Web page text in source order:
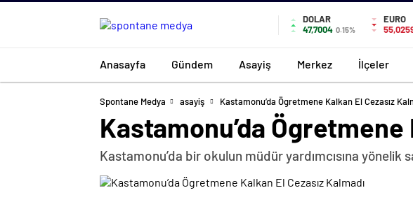
DOLAR
47,7004 0.15%
EURO
Anasayfa Gündem Asayiş Merkez İlçeler
Spontane Medya asayiş Kastamonu’da Ögretmene Kalkan El Cezasız
Kastamonu’da Ögretmene
Kastamonu’da bir okulun müdür yardımcısına yönelik